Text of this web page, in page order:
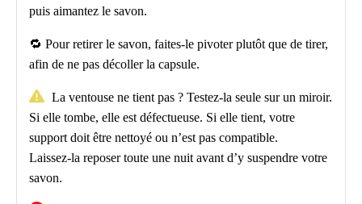
puis aimantez le savon.
🔁 Pour retirer le savon, faites-le pivoter plutôt que de tirer,
afin de ne pas décoller la capsule.
 La ventouse ne tient pas ? Testez-la seule sur un miroir.
Si elle tombe, elle est défectueuse. Si elle tient, votre
support doit être nettoyé ou n’est pas compatible.
Laissez-la reposer toute une nuit avant d’y suspendre votre
savon.